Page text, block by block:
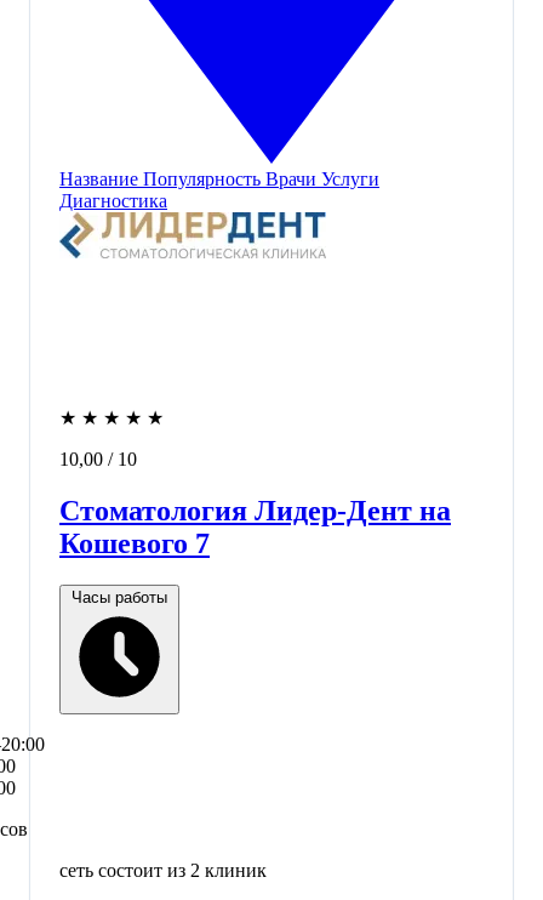
Название Популярность Врачи Услуги
Диагностика
★ ★ ★ ★ ★
10,00 / 10
Стоматология Лидер-Дент на
Кошевого 7
Часы работы
сеть состоит из 2 клиник